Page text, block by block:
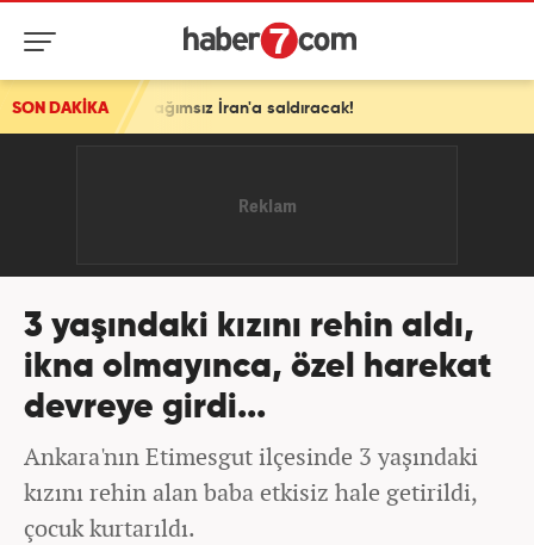
SON DAKİKA
İran'a saldıracak!
3 yaşındaki kızını rehin aldı,
ikna olmayınca, özel harekat
devreye girdi...
Ankara'nın Etimesgut ilçesinde 3 yaşındaki
kızını rehin alan baba etkisiz hale getirildi,
çocuk kurtarıldı.